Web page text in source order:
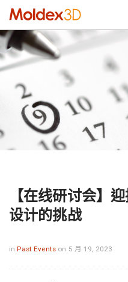
【在线研讨会】
设计的挑战
inPast Events on 5 月 19, 2023